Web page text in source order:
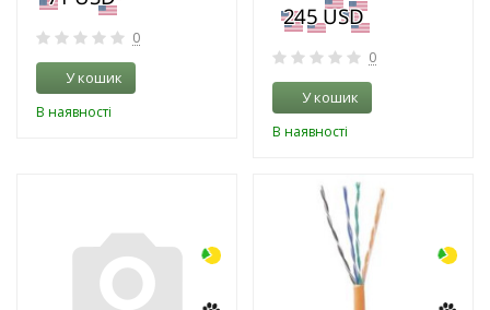
0
У кошик
В наявності
0
У кошик
В наявності